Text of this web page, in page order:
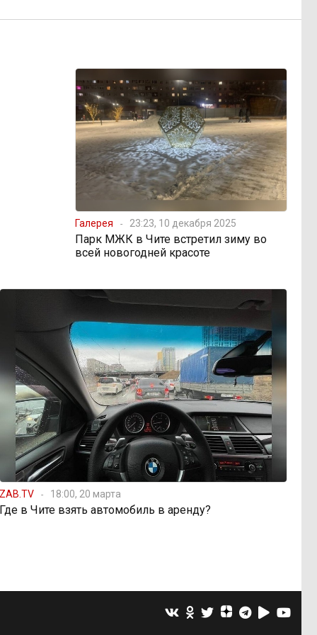
Галерея 23:23, 10 декабря 2025
Парк МЖК в Чите встретил зиму во
всей новогодней красоте
ZAB.TV 18:00, 20 марта
Где в Чите взять автомобиль в аренду?